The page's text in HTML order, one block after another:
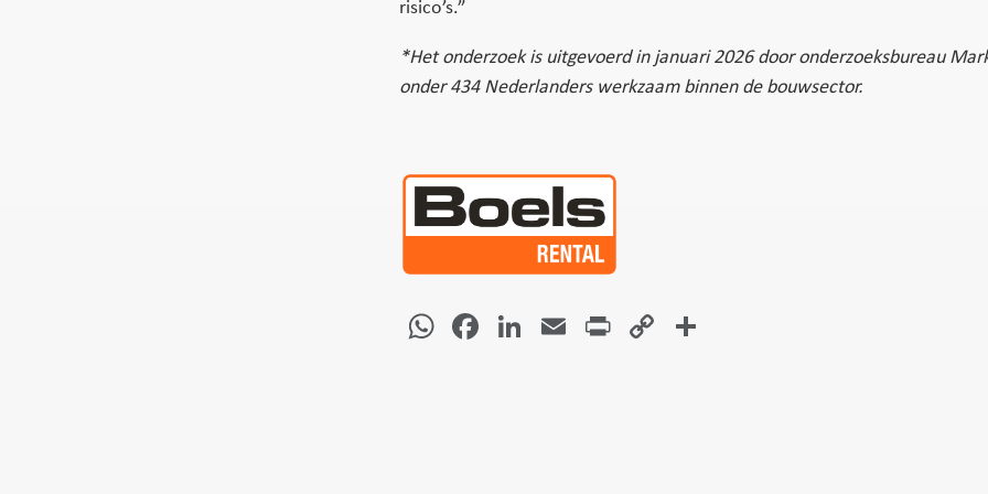
risico’s.”
*Het onderzoek is uitgevoerd in januari 2026 door onderzoeksbureau
onder 434 Nederlanders werkzaam binnen de bouwsector.
WhatsApp
Facebook
LinkedIn
EmailPrintCopy